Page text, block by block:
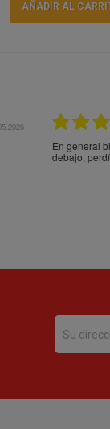
AÑADIR AL
21.05.2026
vino roto por